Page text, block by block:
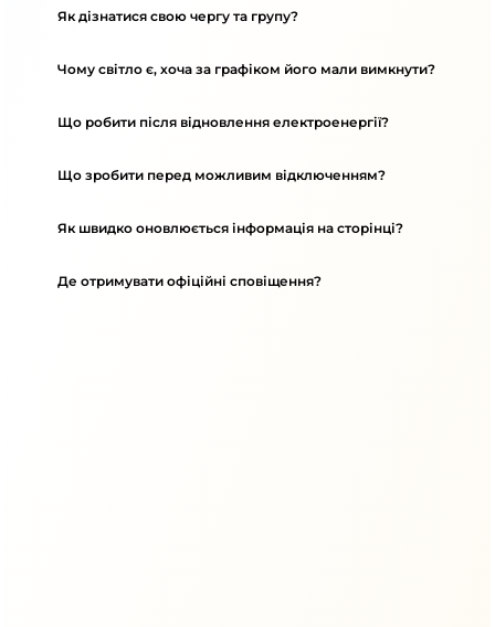
Як дізнатися свою чергу та групу?
Чому світло є, хоча за графіком його мали вимкнути?
Що робити після відновлення електроенергії?
Що зробити перед можливим відключенням?
Як швидко оновлюється інформація на сторінці?
Де отримувати офіційні сповіщення?